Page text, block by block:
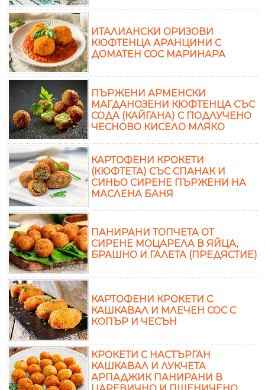
ИТАЛИАНСКИ ОРИЗОВИ
КЮФТЕНЦА АРАНЦИНИ С
ДОМАТЕН СОС МАРИНАРА
ПЪРЖЕНИ АРМЕНСКИ
МАГДАНОЗЕНИ КЮФТЕНЦА СЪС
СОДА (КАЙГАНА) С ПОДЛУЧЕНО
ЧЕСНОВО КИСЕЛО МЛЯКО
КАРТОФЕНИ КРОКЕТИ
(КЮФТЕТА) СЪС СПАНАК И
СИНЬО СИРЕНЕ ПЪРЖЕНИ НА
МАСЛЕНА БАНЯ
ПАНИРАНИ ТОПЧЕТА ОТ
СИРЕНЕ МОЦАРЕЛА В ЯЙЦА,
БРАШНО И ГАЛЕТА (ПРЕДЯСТИЕ)
КАРТОФЕНИ КРОКЕТИ С
КАШКАВАЛ И МЛЕЧЕН СОС С
КОПЪР И ЧЕСЪН
КРОКЕТИ С НАСТЪРГАН
КАШКАВАЛ И ЛУКЧЕТА
АРПАДЖИК ПАНИРАНИ В